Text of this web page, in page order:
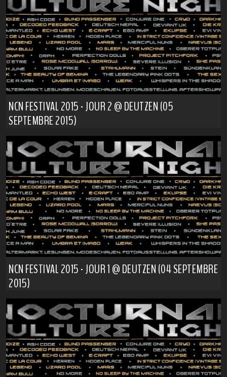
NCN FESTIVAL 2015 - JOUR 2 @ DEUTZEN (05
SEPTEMBRE 2015)
NCN FESTIVAL 2015 - JOUR 1 @ DEUTZEN (04 SEPTEMBRE
2015)